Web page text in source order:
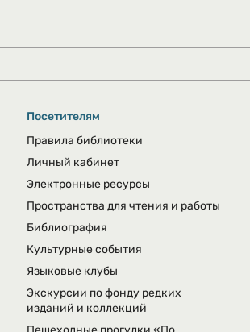
Посетителям
Правила библиотеки
Личный кабинет
Электронные ресурсы
Пространства для чтения и работы
Библиография
Культурные события
Языковые клубы
Экскурсии по фонду редких
изданий и коллекций